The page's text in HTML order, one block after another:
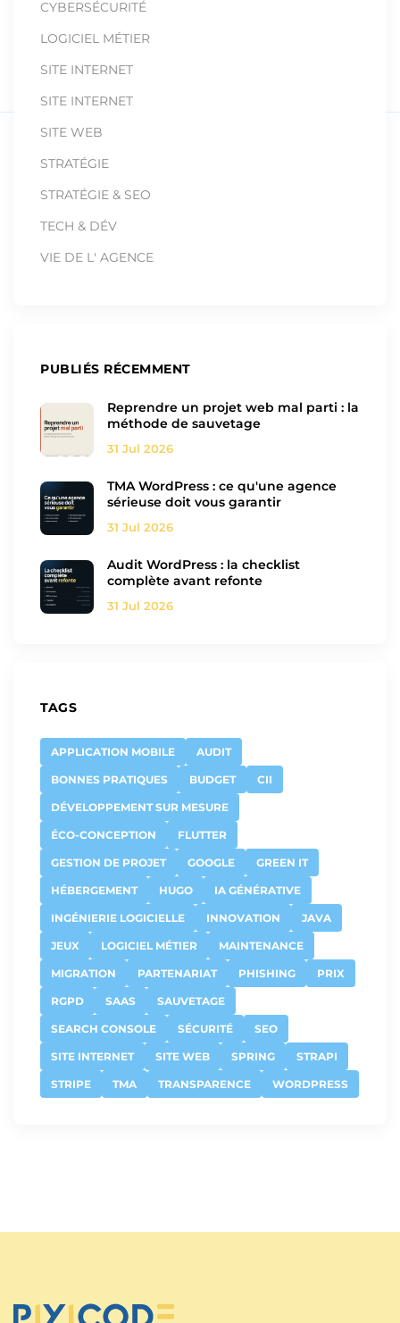
CYBERSÉCURITÉ
LOGICIEL MÉTIER
SITE INTERNET
SITE INTERNET
SITE WEB
STRATÉGIE
STRATÉGIE & SEO
TECH & DÉV
VIE DE L' AGENCE
PUBLIÉS RÉCEMMENT
Reprendre un projet web mal parti : la
méthode de sauvetage
31 Jul 2026
TMA WordPress : ce qu'une agence
sérieuse doit vous garantir
31 Jul 2026
Audit WordPress : la checklist
complète avant refonte
31 Jul 2026
TAGS
APPLICATION MOBILE AUDIT
BONNES PRATIQUES BUDGET CII
DÉVELOPPEMENT SUR MESURE
ÉCO-CONCEPTION FLUTTER
GESTION DE PROJET GOOGLE GREEN IT
HÉBERGEMENT HUGO IA GÉNÉRATIVE
INGÉNIERIE LOGICIELLE INNOVATION JAVA
JEUX LOGICIEL MÉTIER MAINTENANCE
MIGRATION PARTENARIAT PHISHING PRIX
RGPD SAAS SAUVETAGE
SEARCH CONSOLE SÉCURITÉ SEO
SITE INTERNET SITE WEB SPRING STRAPI
STRIPE TMA TRANSPARENCE WORDPRESS